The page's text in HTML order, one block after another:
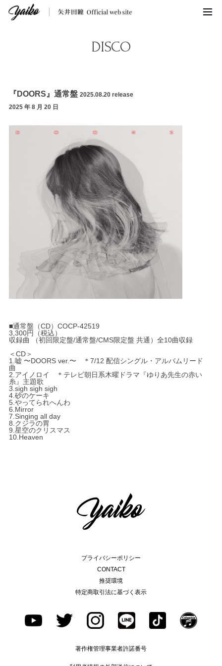
DISCO
『DOORS』通常盤 2025.08.20 release
2025 年 8 月 20 日
■通常盤（CD）COCP-42519
3,300円（税込）
収録曲 （初回限定盤/通常盤/CMS限定盤 共通）全10曲収録
＜CD＞
1.嘘 〜DOORS ver.〜 ＊7/12 配信シングル・アルバムリード
曲
2.アイノロイ ＊テレビ朝日系木曜ドラマ『ゆりあ先生の赤い
糸』主題歌
3.sigh sigh sigh
4.砂のケーキ
5.やってられへんわ
6.Mirror
7.Singing all day
8.クジラの胃
9.星空のクリスマス
10.Heaven
プライバシーポリシー
CONTACT
推奨環境
特定商取引法に基づく表示
著作権管理事業者許諾番号